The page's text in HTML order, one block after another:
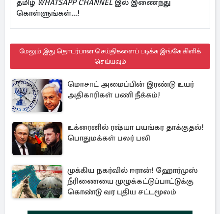
தமிழ் WHATSAPP CHANNEL இல் இணைந்து
கொள்ளுங்கள்...!
மேலும் இது தொடர்பான செய்திகளைப் படிக்க இங்கே கிளிக்
செய்யவும்
மொசாட் அமைப்பின் இரண்டு உயர்
அதிகாரிகள் பணி நீக்கம்!
உக்ரைனில் ரஷ்யா பயங்கர தாக்குதல்!
பொதுமக்கள் பலர் பலி
முக்கிய நகர்வில் ஈரான்! ஹோர்முஸ்
நீரிணையை முழுக்கட்டுப்பாட்டுக்கு
கொண்டு வர புதிய சட்டமூலம்